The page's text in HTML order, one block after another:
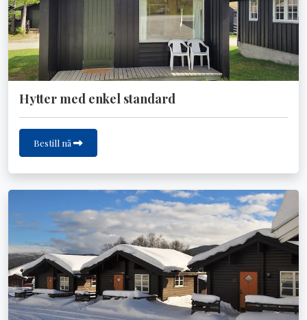
Hytter med enkel standard
Bestill nå